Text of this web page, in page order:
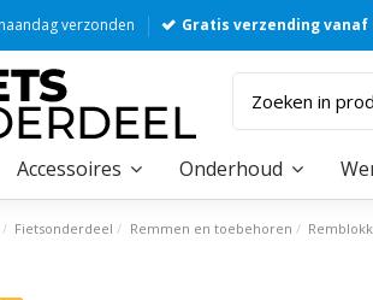
verzonden Gratis verzending vanaf
Accessoires Onderhoud
Fietsonderdeel Remmen en toebehoren